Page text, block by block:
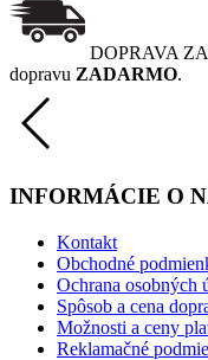
DOPRAVA
dopravu ZADARMO.
INFORMÁCIE O
Kontakt
Obchodné
Ochrana osobných
Spôsob a cena
Možnosti a ceny
Reklamačné